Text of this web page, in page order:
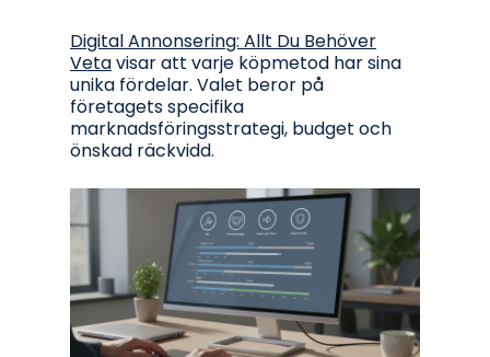
Digital Annonsering: Allt Du Behöver
Vetavisar att varje köpmetod har sina
unika fördelar. Valet beror på
företagets specifika
marknadsföringsstrategi, budget och
önskad räckvidd.